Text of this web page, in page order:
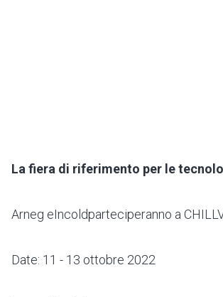
La fiera di riferimento per le
Arneg eIncoldparteciperanno a
Date: 11 - 13 ottobre 2022